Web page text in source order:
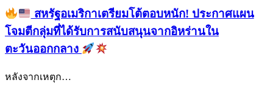
สหรัฐอเมริกาเตรียมโต้ตอบหนัก! ประกาศแผน
โจมตีกลุ่มที่ได้รับการสนับสนุนจากอิหร่านใน
ตะวันออกกลาง
หลังจากเหตุก…